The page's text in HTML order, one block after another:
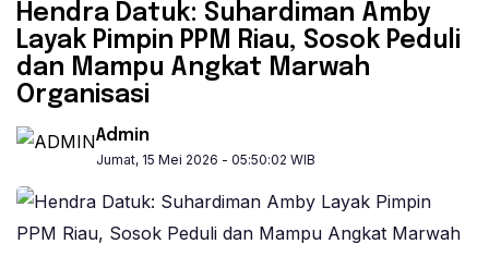
Hendra Datuk: Suhardiman Amby
Layak Pimpin PPM Riau, Sosok Peduli
dan Mampu Angkat Marwah
Organisasi
Admin
Jumat, 15 Mei 2026 - 05:50:02 WIB